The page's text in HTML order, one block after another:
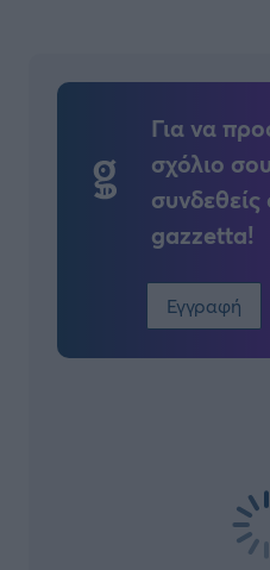
Για να
σχόλιο
gazzetta!
Εγγραφή